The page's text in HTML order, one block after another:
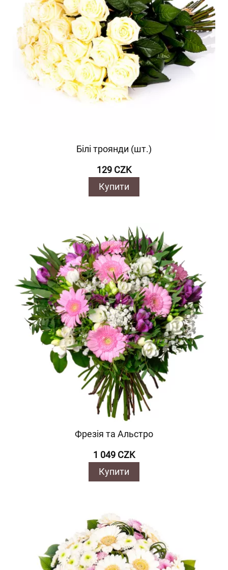
Білі троянди (шт.)
129 CZK
Купити
Фрезія та Альстро
1 049 CZK
Купити